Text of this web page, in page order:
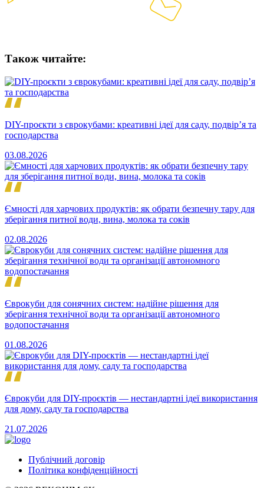
Також читайте:
DIY-проєкти з єврокубами: креативні ідеї для саду, подвір’я та
господарства
03.08.2026
Ємності для харчових продуктів: як обрати безпечну тару для
зберігання питної води, вина, молока та соків
02.08.2026
Єврокуби для сонячних систем: надійне рішення для
зберігання технічної води та організації автономного
водопостачання
01.08.2026
Єврокуби для DIY-проєктів — нестандартні ідеї використання
для дому, саду та господарства
21.07.2026
Публічний договір
Політика конфіденційності